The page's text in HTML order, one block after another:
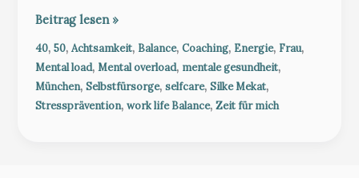
🌿
Date
mit
dir
selbst
Beitrag lesen »
40,50,Achtsamkeit, Balance,Coaching, Energie, Frau,
Mental load,Mental overload, mentale gesundheit,
München,Selbstfürsorge,selfcare,Silke Mekat,
Stressprävention,work life Balance,Zeit für mich